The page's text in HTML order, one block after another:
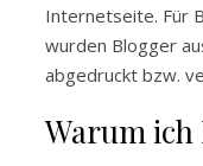
Internetseite. Für
wurden Blogger
abgedruckt bzw.
Warum ich